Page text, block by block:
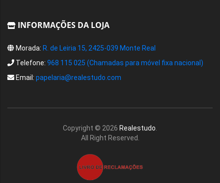
INFORMAÇÕES DA LOJA
Morada: R. de Leiria 15, 2425-039 Monte Real
Telefone: 968 115 025 (Chamadas para móvel fixa nacional)
Email: papelaria@realestudo.com
Copyright © 2026 Realestudo
All Right Reserved.